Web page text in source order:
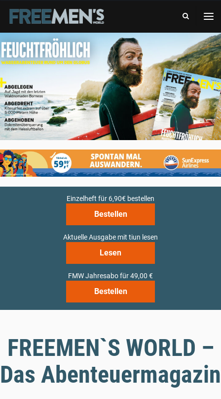
DAS
ABENTEUERMAGAZIN
Einzelheft für 6,90€ bestellen
Bestellen
Aktuelle Ausgabe mit tiun lesen
Lesen
FMW Jahresabo für 49,00 €
Bestellen
FREEMEN`S WORLD –
Das Abenteuermagazin